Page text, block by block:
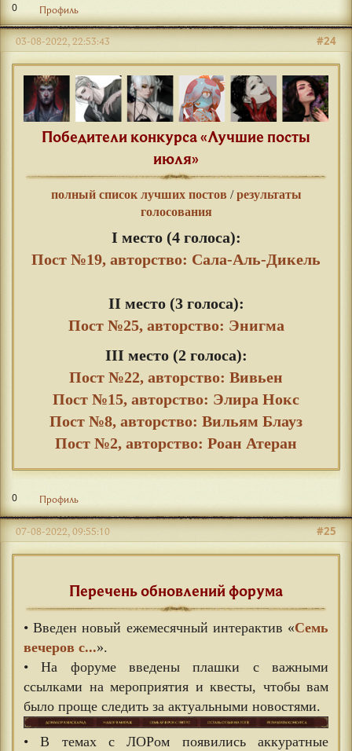
0 Профиль
#24
03-08-2022, 22:53:43
Победители конкурса «Лучшие посты
июля»
полный список лучших постов /результаты
голосования
I место (4 голоса):
Пост №19, авторство: Сала-Аль-Дикель
II место (3 голоса):
Пост №25, авторство: Энигма
III место (2 голоса):
Пост №22, авторство: Вивьен
Пост №15, авторство: Элира Нокс
Пост №8, авторство: Вильям Блауз
Пост №2, авторство: Роан Атеран
0 Профиль
#25
07-08-2022, 09:55:10
Перечень обновлений форума
• Введен новый ежемесячный интерактив «Семь
вечеров с...».
• На форуме введены плашки с важными
ссылками на мероприятия и квесты, чтобы вам
было проще следить за актуальными новостями.
• В темах с ЛОРом появились аккуратные